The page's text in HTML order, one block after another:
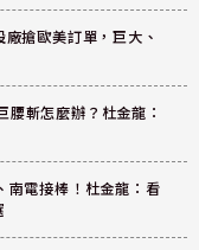
搶歐美訂單，巨大、
腰斬怎麼辦？杜金龍：
南電接棒！杜金龍：看